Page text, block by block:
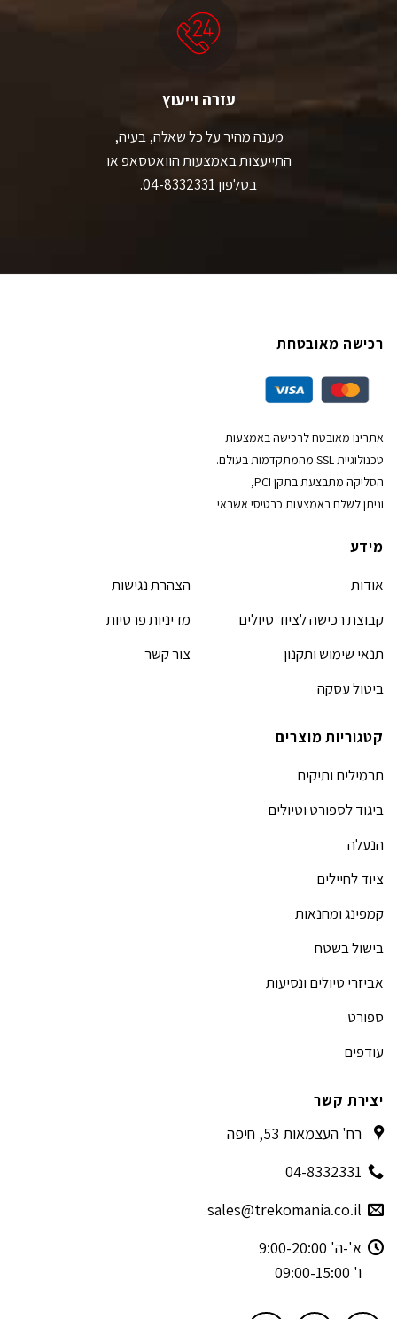
עזרה וייעוץ
מענה מהיר על כל שאלה, בעיה,
התייעצות באמצעות הוואטסאפ או
בטלפון 04-8332331.
רכישה מאובטחת
אתרינו מאובטח לרכישה באמצעות
טכנולוגיית SSL מהמתקדמות בעולם.
הסליקה מתבצעת בתקן PCI,
וניתן לשלם באמצעות כרטיסי אשראי
מידע
אודות
קבוצת רכישה לציוד טיולים
תנאי שימוש ותקנון
ביטול עסקה
הצהרת נגישות
מדיניות פרטיות
צור קשר
קטגוריות מוצרים
תרמילים ותיקים
ביגוד לספורט וטיולים
הנעלה
ציוד לחיילים
קמפינג ומחנאות
בישול בשטח
אביזרי טיולים ונסיעות
ספורט
עודפים
יצירת קשר
רח' העצמאות 53, חיפה
04-8332331
sales@trekomania.co.il
א'-ה' 9:00-20:00
ו' 09:00-15:00